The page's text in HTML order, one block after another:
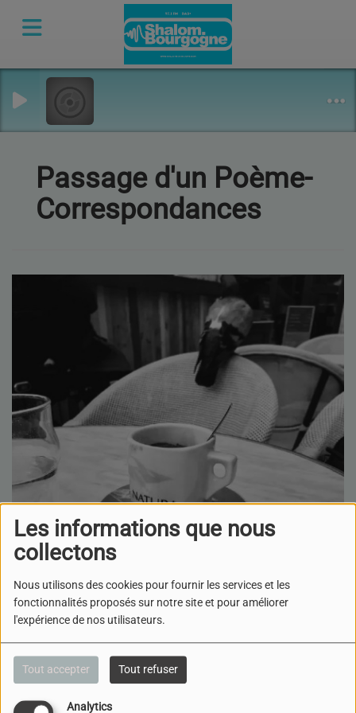
Les informations que nous
collectons
Nous utilisons des cookies pour fournir les services et les
fonctionnalités proposés sur notre site et pour améliorer
l'expérience de nos utilisateurs.
Tout accepter Tout refuser
Analytics
Passage d'un Poème-
Correspondances